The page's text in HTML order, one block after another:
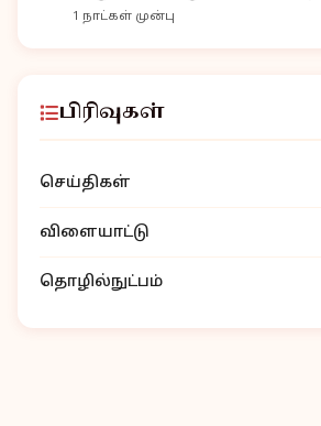
1 நாட்கள் முன்பு
பிரிவுகள்
செய்திகள்
விளையாட்டு
தொழில்நுட்பம்